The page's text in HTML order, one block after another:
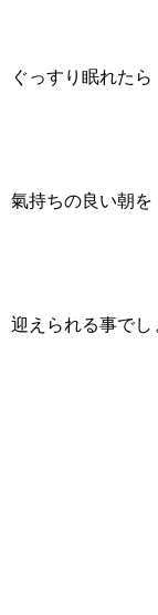
ぐっすり眠れたら
氣持ちの良い朝を
迎えられる事でし